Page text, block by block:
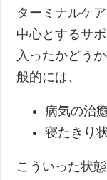
ターミナルケ
中心とするサ
入ったかどう
般的には、
病気の治
寝たきり
こういった状